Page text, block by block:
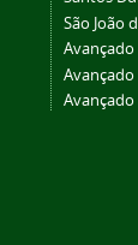
São João
Avançado
Avançado
Avançado